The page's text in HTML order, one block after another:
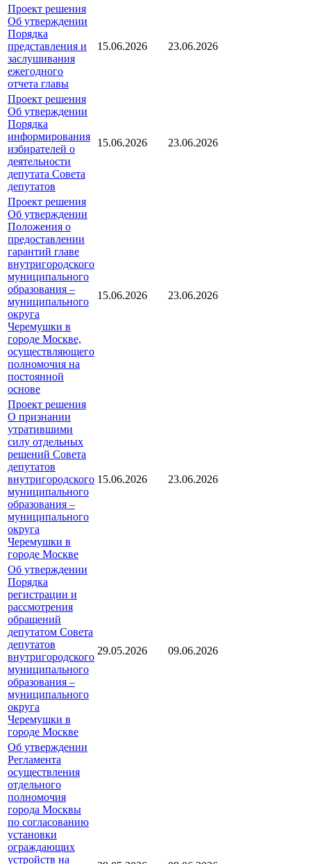
Проект решения
Об утверждении
Порядка
представления и
заслушивания
ежегодного
отчета главы
15.06.2026 23.06.2026
Проект решения
Об утверждении
Порядка
информирования
избирателей о
деятельности
депутата Совета
депутатов
15.06.2026 23.06.2026
Проект решения
Об утверждении
Положения о
предоставлении
гарантий главе
внутригородского
муниципального
образования –
муниципального
округа
Черемушки в
городе Москве,
осуществляющего
полномочия на
постоянной
основе
15.06.2026 23.06.2026
Проект решения
О признании
утратившими
силу отдельных
решений Совета
депутатов
внутригородского
муниципального
образования –
муниципального
округа
Черемушки в
городе Москве
15.06.2026 23.06.2026
Об утверждении
Порядка
регистрации и
рассмотрения
обращений
депутатом Совета
депутатов
внутригородского
муниципального
образования –
муниципального
округа
Черемушки в
городе Москве
29.05.2026 09.06.2026
Об утверждении
Регламента
осуществления
отдельного
полномочия
города Москвы
по согласованию
установки
ограждающих
устройств на